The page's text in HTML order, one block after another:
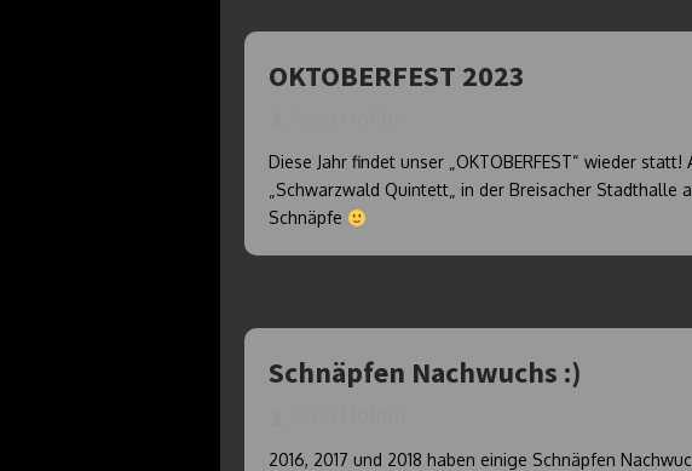
OKTOBERFEST 2023
Diese Jahr findet unser „OKTOBERFEST“ wieder
„Schwarzwald Quintett„ in der Breisacher
Schnäpfe
Schnäpfen Nachwuchs :)
2016, 2017 und 2018 haben einige Schnäpfen